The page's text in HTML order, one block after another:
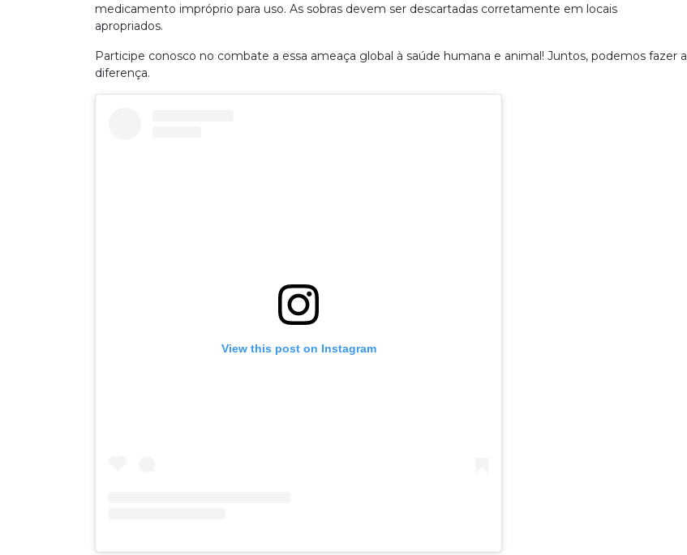
medicamento impróprio para uso. As sobras devem ser descartadas corretamente em locais
apropriados.
Participe conosco no combate a essa ameaça global à saúde humana e animal! Juntos, podemos fazer a
diferença.
View this post on Instagram